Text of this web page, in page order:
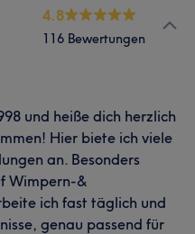
4.8
116 Bewertungen
und heiße dich herzlich
Hier biete ich viele
an. Besonders
Wimpern-&
ich fast täglich und
genau passend für